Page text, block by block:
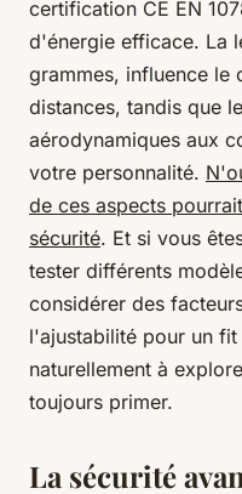
certification CE EN
d'énergie efficace. La
grammes, influence le
distances, tandis que
aérodynamiques aux
votre personnalité.
de ces aspects
sécurité. Et si vous
tester différents
considérer des
l'ajustabilité pour un
naturellement à
toujours primer.
La sécurité